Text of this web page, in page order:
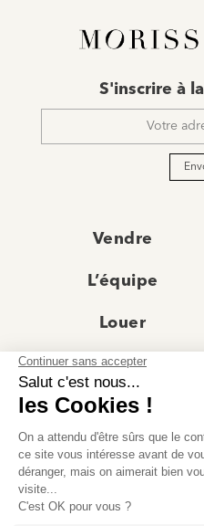
mail
S'inscrire à
Vendre
L’équipe
Louer
Actualités
Recrutement
Prestige